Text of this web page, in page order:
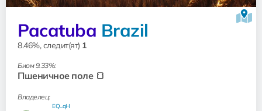
Pacatuba Brazil
8.46%, следит(ят) 1
Биом 9.33%:
Пшеничное поле 🍞
Владелец:
EQ...qH